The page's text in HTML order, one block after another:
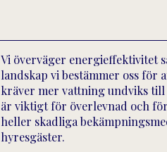
Vi överväger energieffektivitet
landskap vi bestämmer oss för
kräver mer vattning undviks
är viktigt för överlevnad och
heller skadliga
hyresgäster.